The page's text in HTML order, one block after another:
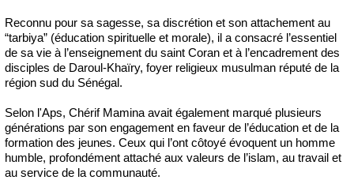
Reconnu pour sa sagesse, sa discrétion et son attachement au
“tarbiya” (éducation spirituelle et morale), il a consacré l’essentiel
de sa vie à l’enseignement du saint Coran et à l’encadrement des
disciples de Daroul-Khaïry, foyer religieux musulman réputé de la
région sud du Sénégal.
Selon l'Aps, Chérif Mamina avait également marqué plusieurs
générations par son engagement en faveur de l’éducation et de la
formation des jeunes. Ceux qui l’ont côtoyé évoquent un homme
humble, profondément attaché aux valeurs de l’islam, au travail et
au service de la communauté.